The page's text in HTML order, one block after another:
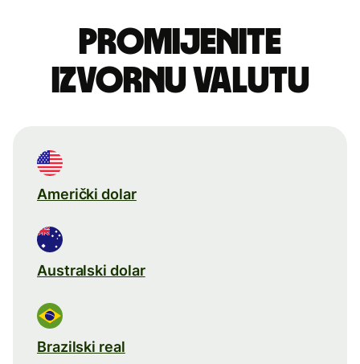
Promijenite
izvornu valutu
Američki dolar
Australski dolar
Brazilski real